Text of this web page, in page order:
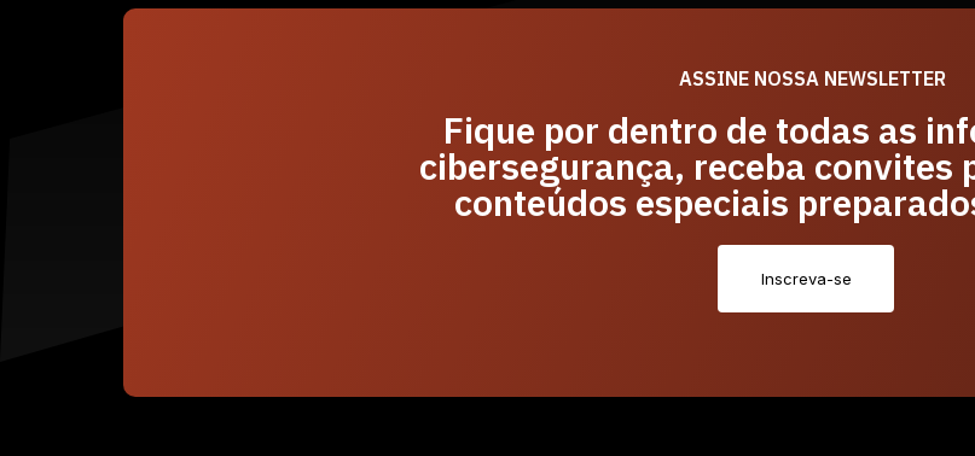
ASSINE NOSSA NEWSLETTER
Fique por dentro de todas as
cibersegurança, receba convites
conteúdos especiais
Inscreva-se